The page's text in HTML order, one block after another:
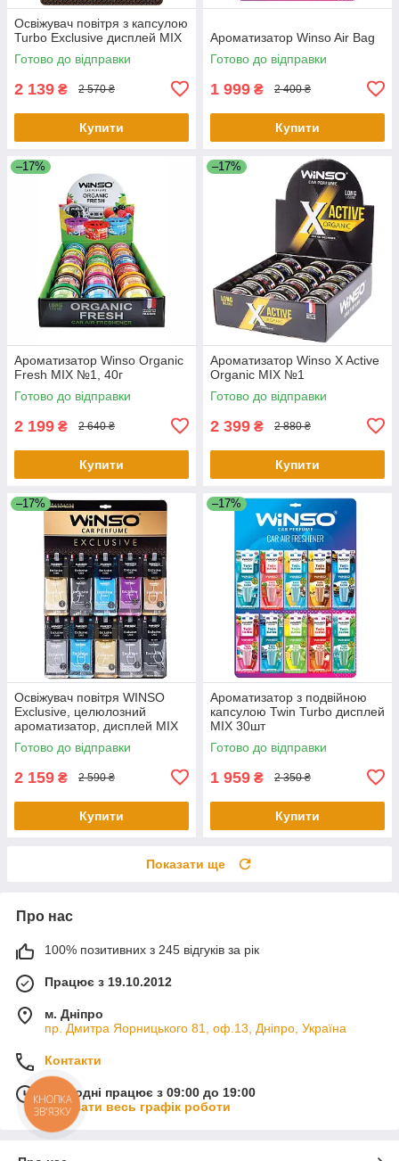
Освіжувач повітря з капсулою
Turbo Exclusive дисплей MIX
Готово до відправки
2 139 ₴ 2 570 ₴
Купити
Ароматизатор Winso Air Bag
Готово до відправки
1 999 ₴ 2 400 ₴
Купити
–17%
Ароматизатор Winso Organic
Fresh MIX №1, 40г
Готово до відправки
2 199 ₴ 2 640 ₴
Купити
–17%
Ароматизатор Winso X Active
Organic MIX №1
Готово до відправки
2 399 ₴ 2 880 ₴
Купити
–17%
Освіжувач повітря WINSO
Exclusive, целюлозний
ароматизатор, дисплей MIX
Готово до відправки
2 159 ₴ 2 590 ₴
Купити
–17%
Ароматизатор з подвійною
капсулою Twin Turbo дисплей
MIX 30шт
Готово до відправки
1 959 ₴ 2 350 ₴
Купити
Показати ще
Про нас
100% позитивних з 245 відгуків за рік
Працює з 19.10.2012
м. Дніпро
пр. Дмитра Яорницького 81, оф.13, Дніпро, Україна
Контакти
Сьогодні працює з 09:00 до 19:00
Показати весь графік роботи
КНОПКА
ЗВ'ЯЗКУ